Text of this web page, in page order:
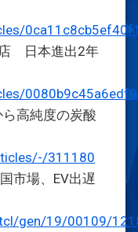
店 日本進出2年
高純度の炭酸
311180
市場、EV出遅
gen/19/00109/